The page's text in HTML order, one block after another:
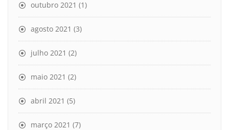
outubro 2021 (1)
agosto 2021 (3)
julho 2021 (2)
maio 2021 (2)
abril 2021 (5)
março 2021 (7)